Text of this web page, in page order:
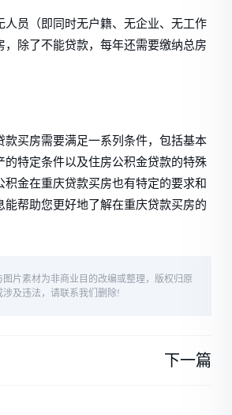
人员（即同时无户籍、无企业、无工作
，除了不能贷款，每年还需要缴纳总房
款买房需要满足一系列条件，包括基本
的特定条件以及住房公积金贷款的特殊
积金在重庆贷款买房也有特定的要求和
能帮助您更好地了解在重庆贷款买房的
片素材为非商业目的改编或整理，版权归原
及违法，请联系我们删除!
下一篇